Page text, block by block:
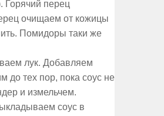
Горячий перец
очищаем от кожицы
Помидоры таки же
лук. Добавляем
тех пор, пока соус не
и измельчем.
соус в